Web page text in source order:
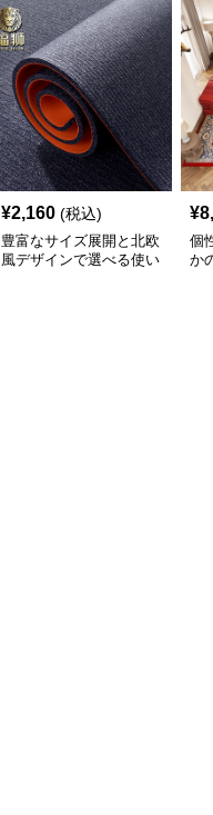
¥2,160 (税込)
豊富なサイズ展開と北欧
風デザインで選べる使い
¥
個
か